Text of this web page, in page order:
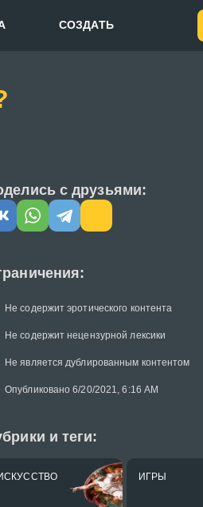
СОЗДАТЬ
с друзьями:
Не содержит эротического контента
Не содержит нецензурной лексики
Не является дублированным контентом
Опубликовано 6/20/2021, 6:16 AM
и теги:
ИГРЫ